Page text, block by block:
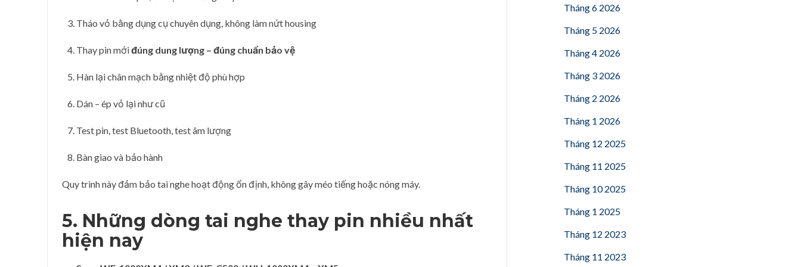
Tháo vỏ bằng dụng cụ chuyên dụng, không làm nứt housing
Thay pin mớiđúng dung lượng – đúng chuẩn bảo vệ
Hàn lại chân mạch bằng nhiệt độ phù hợp
Dán – ép vỏ lại như cũ
Test pin, test Bluetooth, test âm lượng
Bàn giao và bảo hành
Quy trình này đảm bảo tai nghe hoạt động ổn định, không gây méo tiếng hoặc nóng máy.
5. Những dòng tai nghe thay pin nhiều nhất
hiện nay
Tháng 6 2026
Tháng 5 2026
Tháng 4 2026
Tháng 3 2026
Tháng 2 2026
Tháng 1 2026
Tháng 12 2025
Tháng 11 2025
Tháng 10 2025
Tháng 1 2025
Tháng 12 2023
Tháng 11 2023